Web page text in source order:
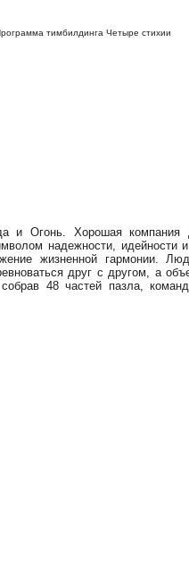
тимбилдинга Четыре стихии
и Огонь. Хорошая компания
надежности, идейности
жизненной гармонии.
друг с другом, а
48 частей пазла,